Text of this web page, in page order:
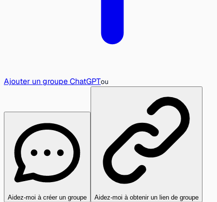
Ajouter un groupe ChatGPTou
Aidez-moi à créer un groupe Aidez-moi à obtenir un lien de groupe